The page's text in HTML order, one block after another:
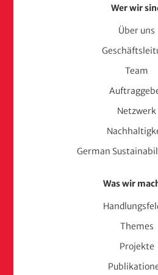
Wer wir
Über uns
Team
Netzwerk
German
Was wir
Themes
Projekte